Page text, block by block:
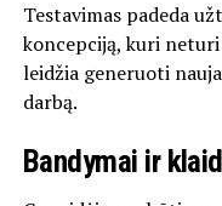
Testavimas padeda
koncepciją, kuri
leidžia generuoti
darbą.
Bandymai ir